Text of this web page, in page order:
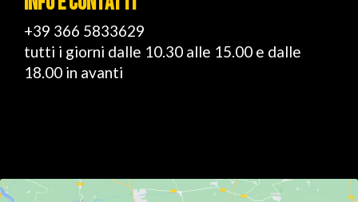
+39 366 5833629
tutti i giorni dalle 10.30 alle 15.00 e dalle
18.00 in avanti